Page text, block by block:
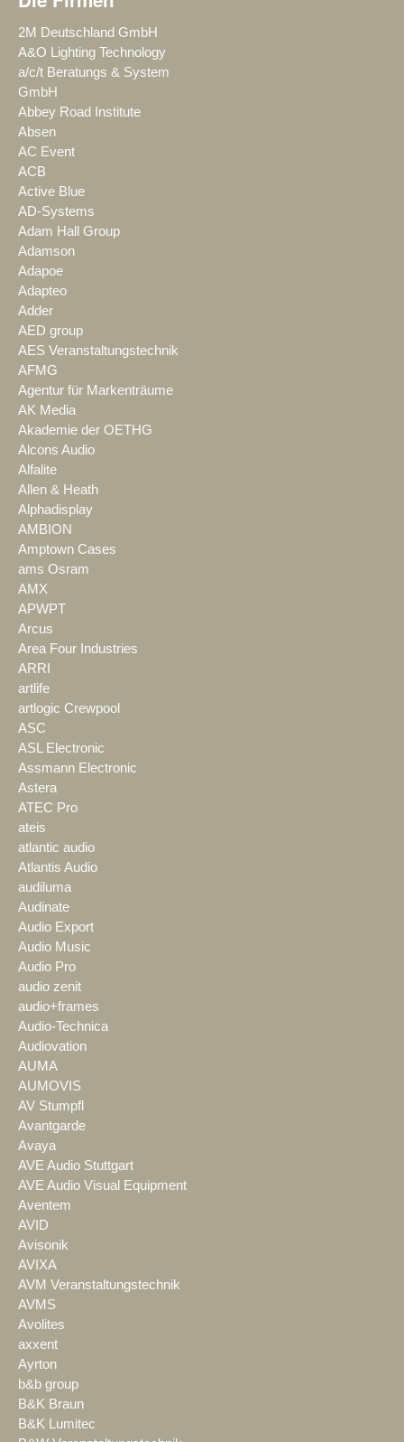
2M Deutschland GmbH
A&O Lighting Technology
a/c/t Beratungs & System
GmbH
Abbey Road Institute
Absen
AC Event
ACB
Active Blue
AD-Systems
Adam Hall Group
Adamson
Adapoe
Adapteo
Adder
AED group
AES Veranstaltungstechnik
AFMG
Agentur für Markenträume
AK Media
Akademie der OETHG
Alcons Audio
Alfalite
Allen & Heath
Alphadisplay
AMBION
Amptown Cases
ams Osram
AMX
APWPT
Arcus
Area Four Industries
ARRI
artlife
artlogic Crewpool
ASC
ASL Electronic
Assmann Electronic
Astera
ATEC Pro
ateis
atlantic audio
Atlantis Audio
audiluma
Audinate
Audio Export
Audio Music
Audio Pro
audio zenit
audio+frames
Audio-Technica
Audiovation
AUMA
AUMOVIS
AV Stumpfl
Avantgarde
Avaya
AVE Audio Stuttgart
AVE Audio Visual Equipment
Aventem
AVID
Avisonik
AVIXA
AVM Veranstaltungstechnik
AVMS
Avolites
axxent
Ayrton
b&b group
B&K Braun
B&K Lumitec